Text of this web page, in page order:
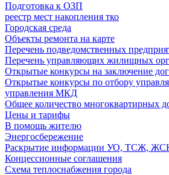
Подготовка к ОЗП
реестр мест накопления тко
Городская среда
Объекты ремонта на карте
Перечень подведомственных
Перечень управляющих жилищных
Открытые конкурсы на заключение
Открытые конкурсы по отбору
управления МКД
Общее количество многоквартирных
Цены и тарифы
В помощь жителю
Энергосбережение
Раскрытие информации УО, ТСЖ,
Концессионные соглашения
Схема теплоснабжения города